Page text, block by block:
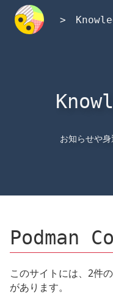
お知らせや身
Podman
このサイトには、2件
があります。